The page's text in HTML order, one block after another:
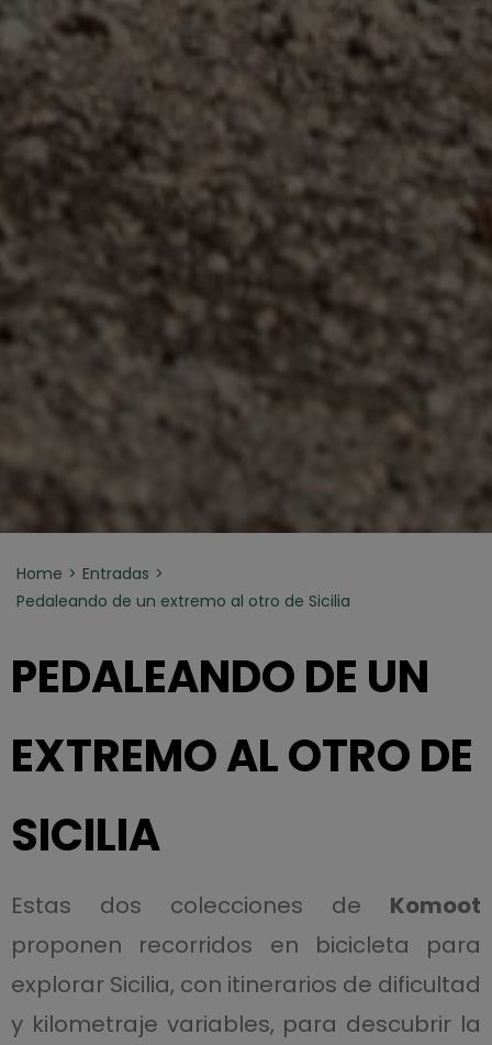
Home
Entradas
Pedaleando de un extremo al otro de Sicilia
PEDALEANDO DE UN
EXTREMO AL OTRO DE
SICILIA
Estas dos colecciones de Komoot
proponen recorridos en bicicleta para
explorar Sicilia, con itinerarios de dificultad
y kilometraje variables, para descubrir la